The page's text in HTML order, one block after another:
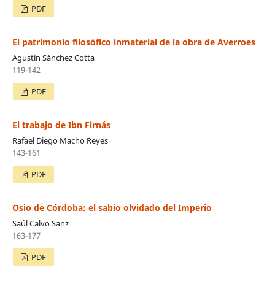
PDF
El patrimonio filosófico inmaterial de la obra de Averroes
Agustín Sánchez Cotta
119-142
PDF
El trabajo de Ibn Firnás
Rafael Diego Macho Reyes
143-161
PDF
Osio de Córdoba: el sabio olvidado del Imperio
Saúl Calvo Sanz
163-177
PDF